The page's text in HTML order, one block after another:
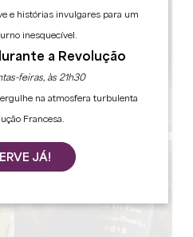
e histórias invulgares para um
inesquecível.
a Revolução
feiras, às 21h30
na atmosfera turbulenta
Francesa.
JÁ!